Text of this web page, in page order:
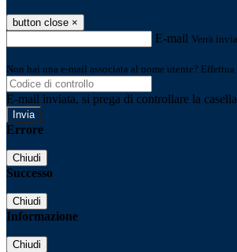
button close ×
E-mail Verrà
Non hai una e-mail associata al nome utente?
E-mail inviata, si prega di controllare la
Errore
Chiudi
Successo
Chiudi
Informazione
Chiudi